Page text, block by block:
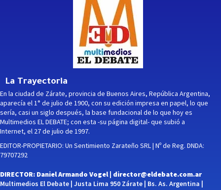
La Trayectoria
En la ciudad de Zárate, provincia de Buenos Aires, República Argentina,
aparecía el 1° de julio de 1900, con su edición impresa en papel, lo que
sería, casi un siglo después, la base fundacional de lo que hoy es
Multimedios EL DEBATE; con esta -su página digital- que subió a
Internet, el 27 de julio de 1997.
EDITOR-PROPIETARIO: Un Sentimiento Zarateño SRL | Nº de Reg. DNDA:
79707292
DIRECTOR: Daniel Armando Vogel | director@eldebate.com.ar
Multimedios El Debate | Justa Lima 950 Zárate | Bs. As. Argentina |